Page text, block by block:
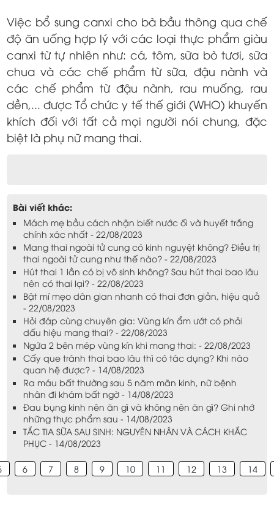
Việc bổ sung canxi cho bà bầu thông qua chế
độ ăn uống hợp lý với các loại thực phẩm giàu
canxi từ tự nhiên như: cá, tôm, sữa bò tươi, sữa
chua và các chế phẩm từ sữa, đậu nành và
các chế phẩm từ đậu nành, rau muống, rau
dền,... được Tổ chức y tế thế giới (WHO) khuyến
khích đối với tất cả mọi người nói chung, đặc
biệt là phụ nữ mang thai.
Bài viết khác:
Mách mẹ bầu cách nhận biết nước ối và huyết trắng
chính xác nhất - 22/08/2023
Mang thai ngoài tử cung có kinh nguyệt không? Điều trị
thai ngoài tử cung như thế nào? - 22/08/2023
Hút thai 1 lần có bị vô sinh không? Sau hút thai bao lâu
nên có thai lại? - 22/08/2023
Bật mí mẹo dân gian nhanh có thai đơn giản, hiệu quả
- 22/08/2023
Hỏi đáp cùng chuyên gia: Vùng kín ẩm ướt có phải
dấu hiệu mang thai? - 22/08/2023
Ngứa 2 bên mép vùng kín khi mang thai: - 22/08/2023
Cấy que tránh thai bao lâu thì có tác dụng? Khi nào
quan hệ được? - 14/08/2023
Ra máu bất thường sau 5 năm mãn kinh, nữ bệnh
nhân đi khám bất ngờ - 14/08/2023
Đau bụng kinh nên ăn gì và không nên ăn gì? Ghi nhớ
những thực phẩm sau - 14/08/2023
TẮC TIA SỮA SAU SINH: NGUYÊN NHÂN VÀ CÁCH KHẮC
PHỤC - 14/08/2023
6 7 8 9 10 11 12 13 14